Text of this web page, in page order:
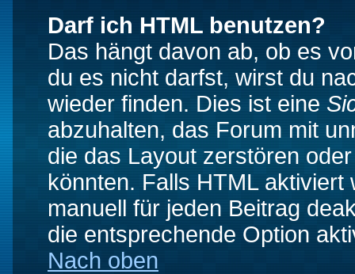
Darf ich HTML benutzen?
Das hängt davon ab, ob es
du es nicht darfst, wirst du
wieder finden. Dies ist eine
abzuhalten, das Forum mit
die das Layout zerstören
könnten. Falls HTML
manuell für jeden Beitrag
die entsprechende Option
Nach oben